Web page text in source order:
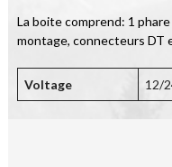
La boite comprend: 1
montage, connecteurs
Voltage 12/